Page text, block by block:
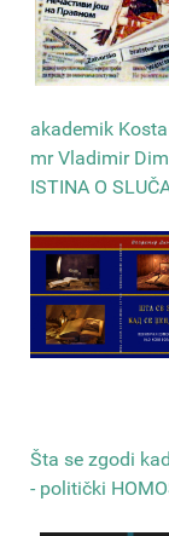
akademik
mr Vladimir
ISTINA O
Šta se zgodi
- politički